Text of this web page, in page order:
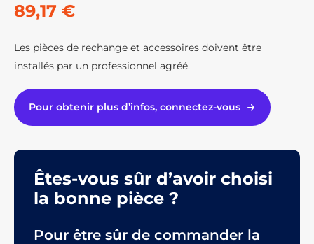
89,17 €
Les pièces de rechange et accessoires doivent être
installés par un professionnel agréé.
Pour obtenir plus d’infos, connectez-vous
Êtes-vous sûr d’avoir choisi
la bonne pièce ?
Pour être sûr de commander la